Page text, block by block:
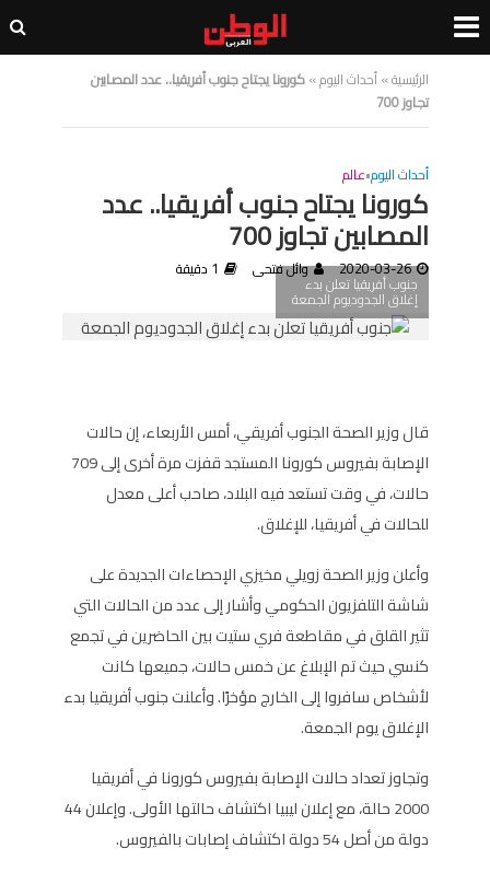
الرئيسية»أحداث اليوم»كورونا يجتاح جنوب أفريقيا.. عدد المصابين
تجاوز 700
أحداث اليوم•عالم
كورونا يجتاح جنوب أفريقيا.. عدد
المصابين تجاوز 700
2020-03-26 وائل فتحى 1 دقيقة
جنوب أفريقيا تعلن بدء
إغلاق الجدوديوم الجمعة
قال وزير الصحة الجنوب أفريقي، أمس الأربعاء، إن حالات
الإصابة بفيروس كورونا المستجد قفزت مرة أخرى إلى 709
حالات، في وقت تستعد فيه البلاد، صاحب أعلى معدل
للحالات في أفريقيا، للإغلاق.
وأعلن وزير الصحة زويلي مخيزي الإحصاءات الجديدة على
شاشة التلفزيون الحكومي وأشار إلى عدد من الحالات التي
تثير القلق في مقاطعة فري ستيت بين الحاضرين في تجمع
كنسي حيث تم الإبلاغ عن خمس حالات، جميعها كانت
لأشخاص سافروا إلى الخارج مؤخرًا. وأعلنت جنوب أفريقيا بدء
الإغلاق يوم الجمعة.
وتجاوز تعداد حالات الإصابة بفيروس كورونا في أفريقيا
2000 حالة، مع إعلان ليبيا اكتشاف حالتها الأولى. وإعلان 44
دولة من أصل 54 دولة اكتشاف إصابات بالفيروس.